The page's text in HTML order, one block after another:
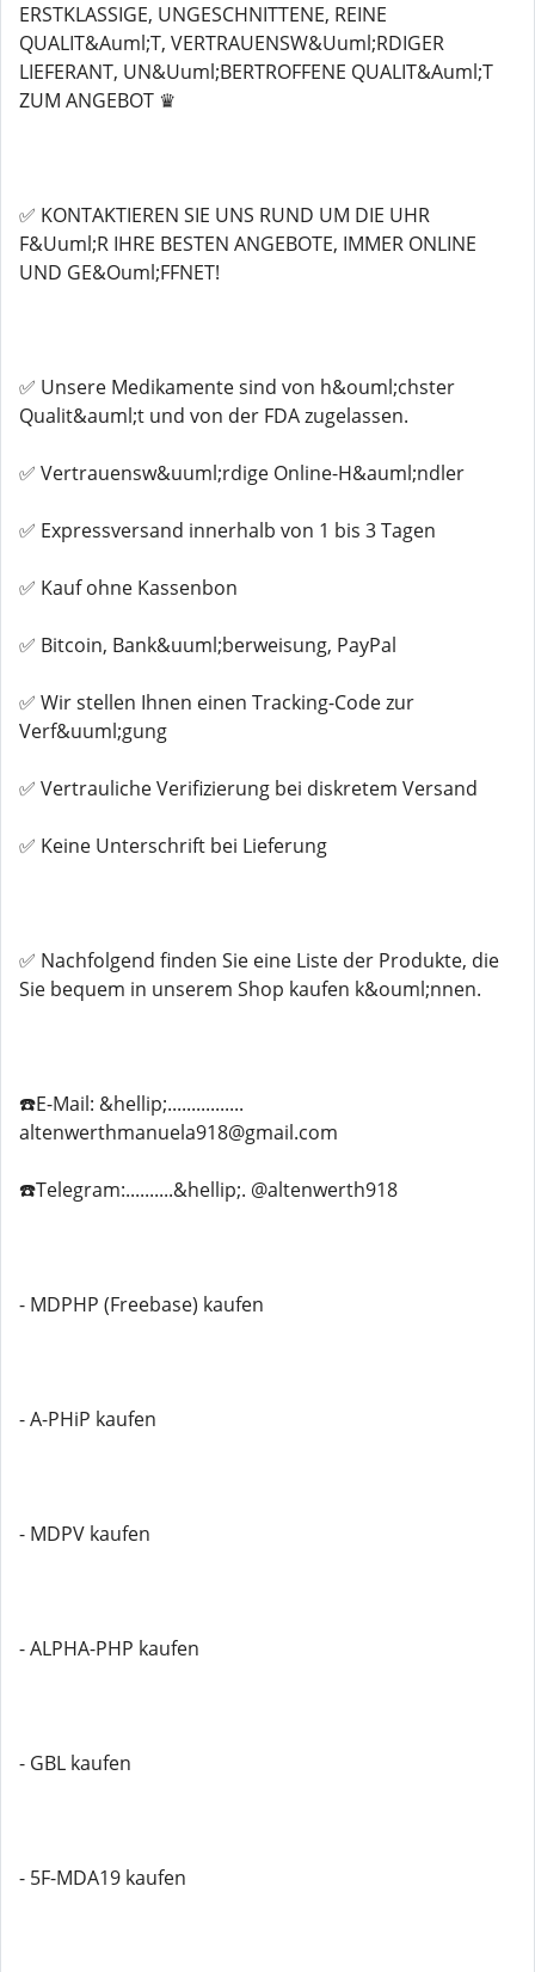
ERSTKLASSIGE, UNGESCHNITTENE, REINE
QUALIT&Auml;T, VERTRAUENSW&Uuml;RDIGER
LIEFERANT, UN&Uuml;BERTROFFENE QUALIT&Auml;T
ZUM ANGEBOT ♛
✅ KONTAKTIEREN SIE UNS RUND UM DIE UHR
F&Uuml;R IHRE BESTEN ANGEBOTE, IMMER ONLINE
UND GE&Ouml;FFNET!
✅ Unsere Medikamente sind von h&ouml;chster
Qualit&auml;t und von der FDA zugelassen.
✅ Vertrauensw&uuml;rdige Online-H&auml;ndler
✅ Expressversand innerhalb von 1 bis 3 Tagen
✅ Kauf ohne Kassenbon
✅ Bitcoin, Bank&uuml;berweisung, PayPal
✅ Wir stellen Ihnen einen Tracking-Code zur
Verf&uuml;gung
✅ Vertrauliche Verifizierung bei diskretem Versand
✅ Keine Unterschrift bei Lieferung
✅ Nachfolgend finden Sie eine Liste der Produkte, die
Sie bequem in unserem Shop kaufen k&ouml;nnen.
☎️E-Mail: &hellip;................
altenwerthmanuela918@gmail.com
☎️Telegram:..........&hellip;. @altenwerth918
- MDPHP (Freebase) kaufen
- A-PHiP kaufen
- MDPV kaufen
- ALPHA-PHP kaufen
- GBL kaufen
- 5F-MDA19 kaufen